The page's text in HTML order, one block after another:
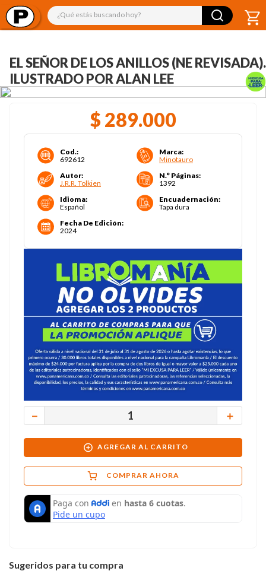
¿Qué estás buscando hoy?
EL SEÑOR DE LOS ANILLOS (NE REVISADA).
ILUSTRADO POR ALAN LEE
$ 289.000
Cod.:
692612
Marca:
Minotauro
Autor:
J.R.R. Tolkien
N.° Páginas:
1392
Idioma:
Español
Encuadernación:
Tapa dura
Fecha De Edición:
2024
＋
－
AGREGAR AL CARRITO
COMPRAR AHORA
Sugeridos para tu compra